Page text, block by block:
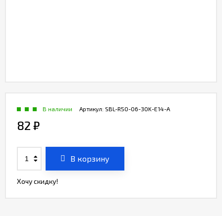
Артикул: SBL-R50-06-30K-E14-A
В наличии
82 ₽
В корзину
Хочу скидку!